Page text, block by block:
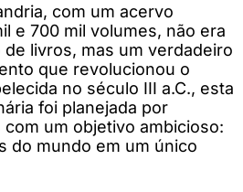
com um acervo
e 700 mil volumes, não era
livros, mas um verdadeiro
que revolucionou o
no século III a.C., esta
foi planejada por
um objetivo ambicioso:
do mundo em um único